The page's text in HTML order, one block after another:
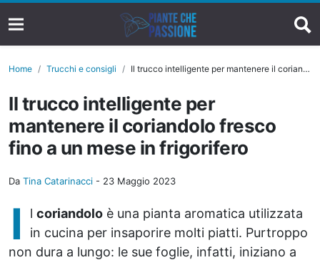
Home Trucchi e consigli Il trucco intelligente per mantenere il coriandolo fresco fino a un mese in frigorifero
Il trucco intelligente per
mantenere il coriandolo fresco
fino a un mese in frigorifero
Da Tina Catarinacci - 23 Maggio 2023
I l coriandolo è una pianta aromatica utilizzata
in cucina per insaporire molti piatti. Purtroppo
non dura a lungo: le sue foglie, infatti, iniziano a